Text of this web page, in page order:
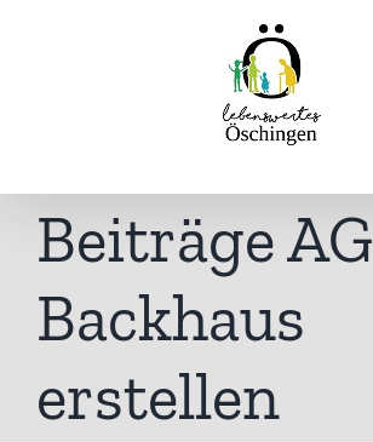
Beiträge AG
Backhaus
erstellen